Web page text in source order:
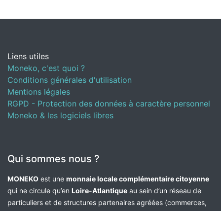
Liens utiles
Moneko, c'est quoi ?
Conditions générales d'utilisation
Mentions légales
RGPD - Protection des données à caractère personnel
Moneko & les logiciels libres
Qui sommes nous ?
MONEKO est une monnaie locale complémentaire citoyenne
qui ne circule qu’en Loire-Atlantique au sein d’un réseau de
particuliers et de structures partenaires agréées (commerces,